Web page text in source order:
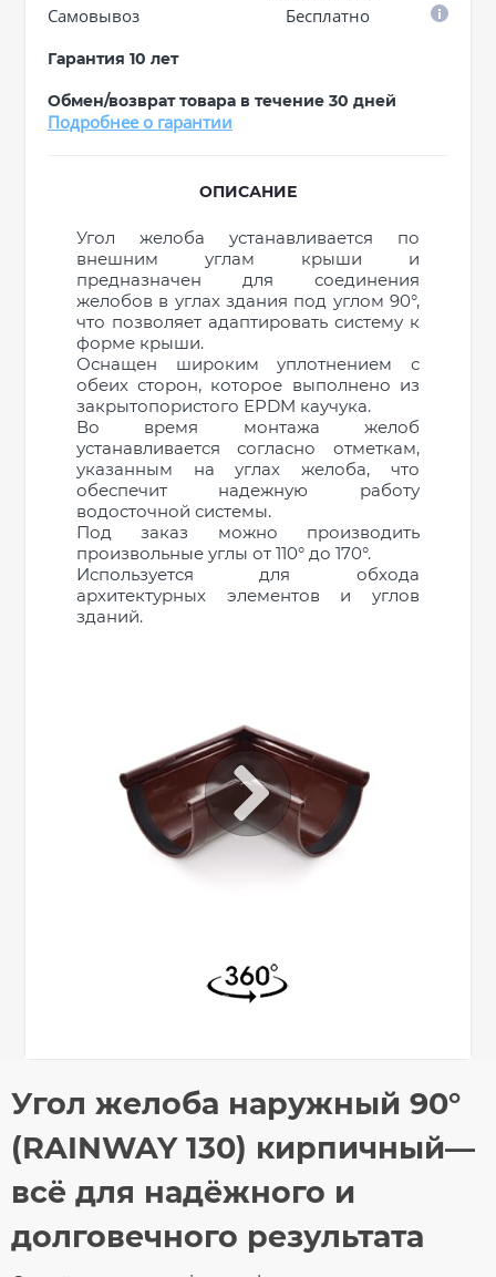
Самовывоз
Бесплатно
Гарантия 10 лет
Обмен/возврат товара в течение 30 дней
Подробнее о гарантии
ОПИСАНИЕ
Угол желоба устанавливается по
внешним углам крыши и
предназначен для соединения
желобов в углах здания под углом 90°,
что позволяет адаптировать систему к
форме крыши.
Оснащен широким уплотнением с
обеих сторон, которое выполнено из
закрытопористого EPDM каучука.
Во время монтажа желоб
устанавливается согласно отметкам,
указанным на углах желоба, что
обеспечит надежную работу
водосточной системы.
Под заказ можно производить
произвольные углы от 110° до 170°.
Используется для обхода
архитектурных элементов и углов
зданий.
Общие характеристики
Тип системы
130/100 мм
Материал
ПВХ (PVC-U)
Технология
производства
Коекструзия (Co-
Ex)
Размеры
Длина
152 мм
Вес
0,41 кг
Оставьте свой отзыв
Ваше имя
Угол желоба наружный 90°
(RAINWAY 130) кирпичный—
всё для надёжного и
долговечного результата